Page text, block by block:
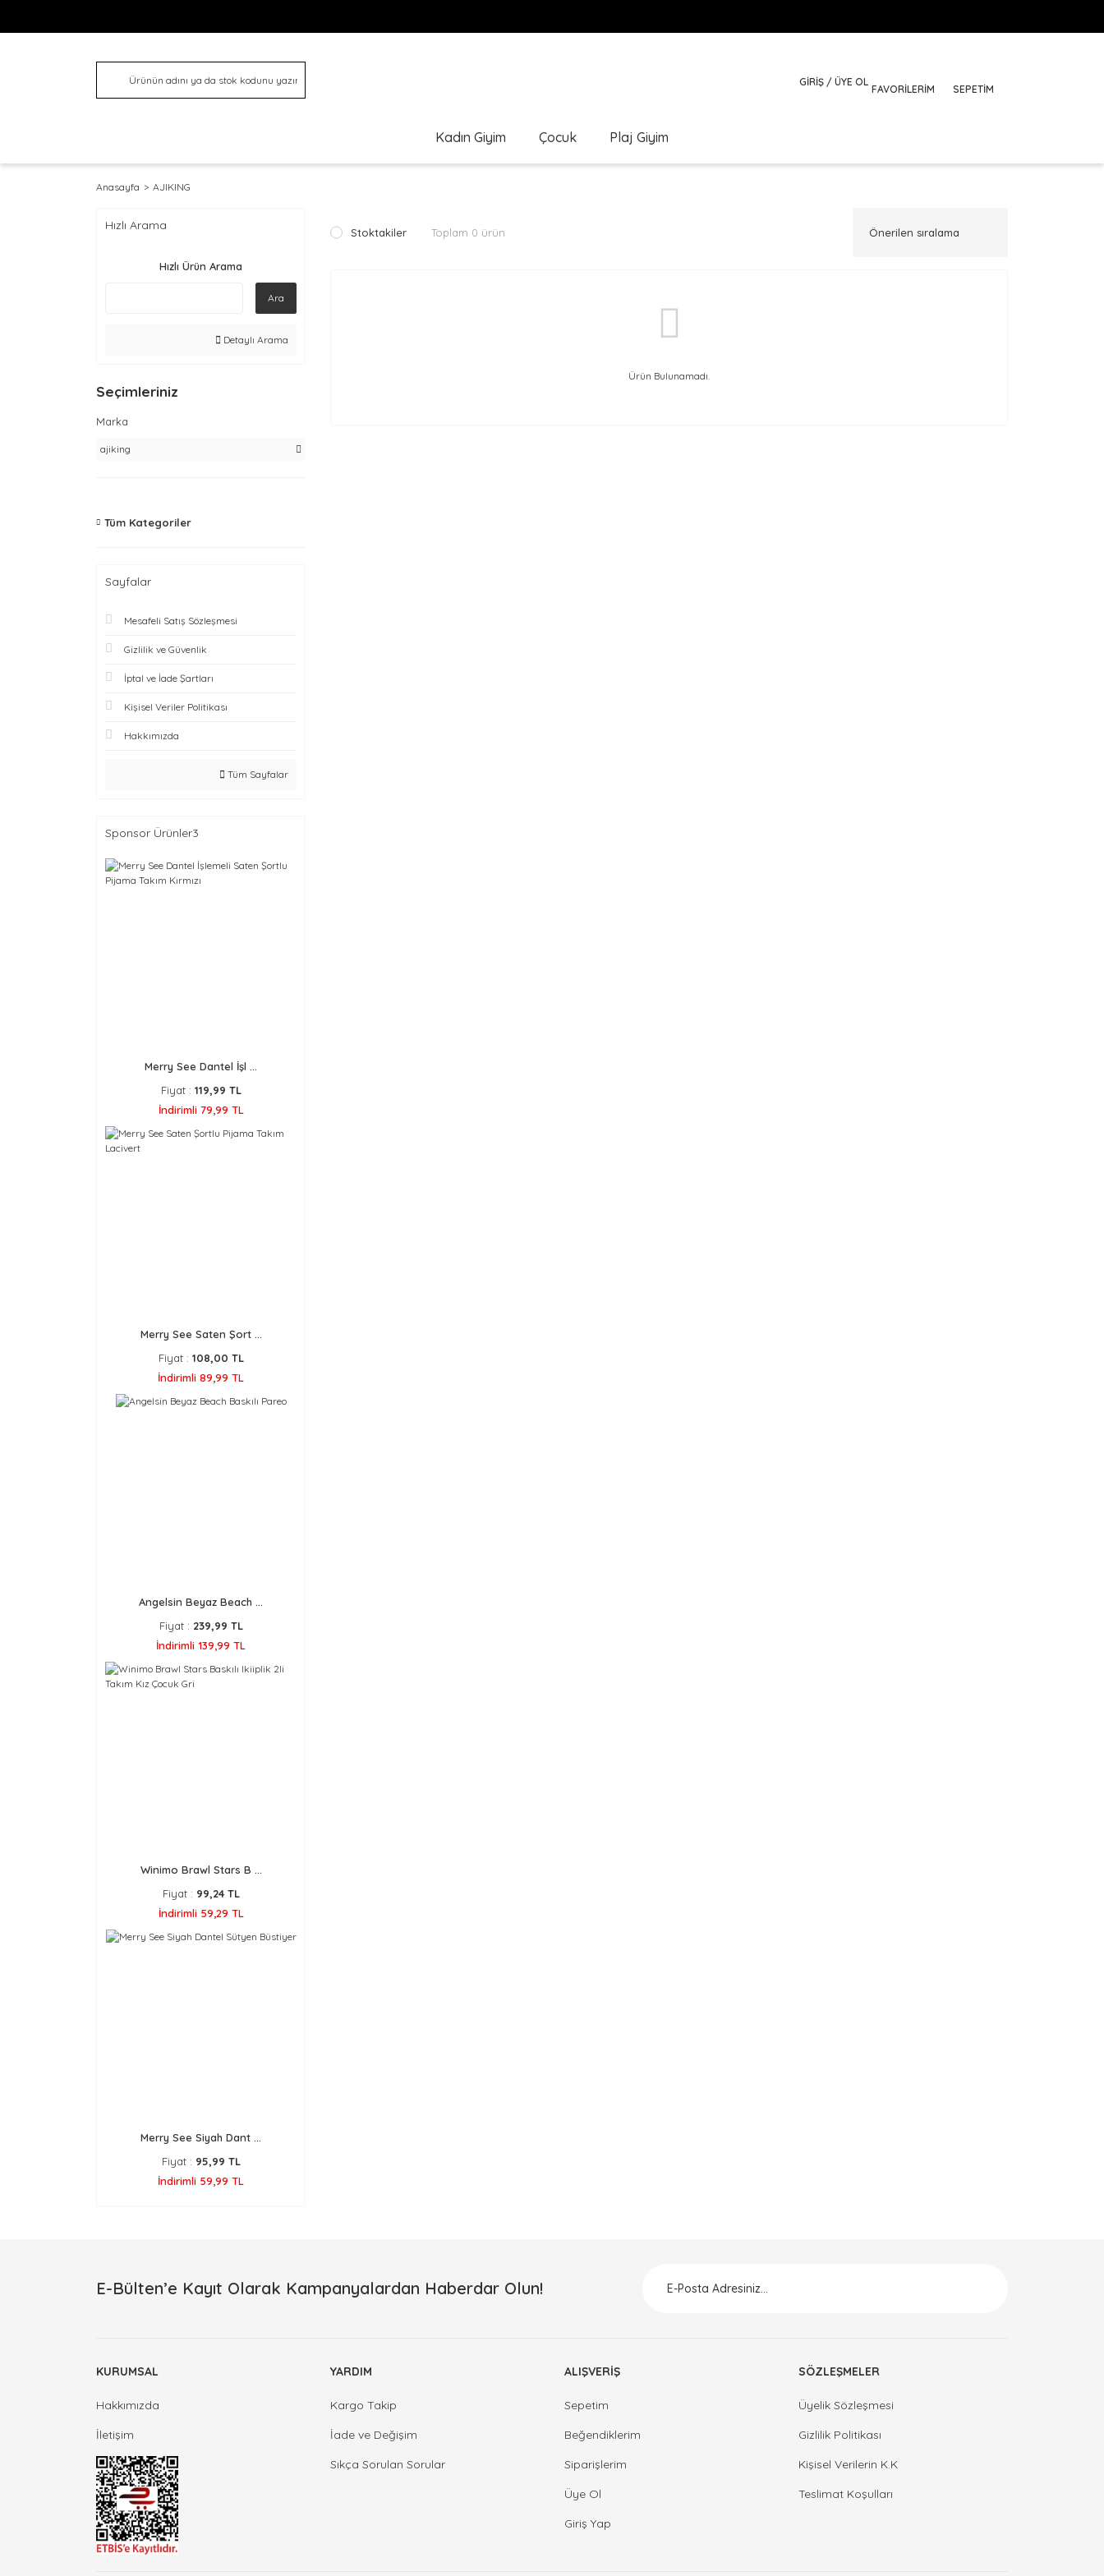
GİRİŞ / ÜYE OL
FAVORILERIM SEPETİM
Kadın Giyim Çocuk Plaj Giyim
Anasayfa AJIKING
Hızlı Arama
Hızlı Ürün Arama
Ara
Detaylı Arama
Seçimleriniz
Marka
ajiking
Tüm Kategoriler
Sayfalar
Mesafeli Satış Sözleşmesi
Gizlilik ve Güvenlik
İptal ve İade Şartları
Kişisel Veriler Politikası
Hakkımızda
Tüm Sayfalar
Sponsor Ürünler3
Merry See Dantel İşl ...
Fiyat : 119,99 TL
İndirimli 79,99 TL
Merry See Saten Şort ...
Fiyat : 108,00 TL
İndirimli 89,99 TL
Angelsin Beyaz Beach ...
Fiyat : 239,99 TL
İndirimli 139,99 TL
Winimo Brawl Stars B ...
Fiyat : 99,24 TL
İndirimli 59,29 TL
Merry See Siyah Dant ...
Fiyat : 95,99 TL
İndirimli 59,99 TL
Stoktakiler Toplam 0 ürün
Ürün Bulunamadı.
E-Bülten’e Kayıt Olarak Kampanyalardan Haberdar Olun!
KURUMSAL
Hakkımızda
İletişim
YARDIM
Kargo Takip
İade ve Değişim
Sıkça Sorulan Sorular
ALIŞVERİŞ
Sepetim
Beğendiklerim
Siparişlerim
Üye Ol
Giriş Yap
SÖZLEŞMELER
Üyelik Sözleşmesi
Gizlilik Politikası
Kişisel Verilerin K.K
Teslimat Koşulları